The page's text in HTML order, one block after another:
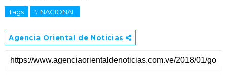
Tags # NACIONAL
Agencia Oriental de Noticias